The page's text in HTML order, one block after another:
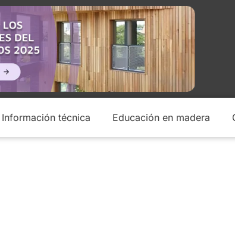
Información técnica Educación en madera